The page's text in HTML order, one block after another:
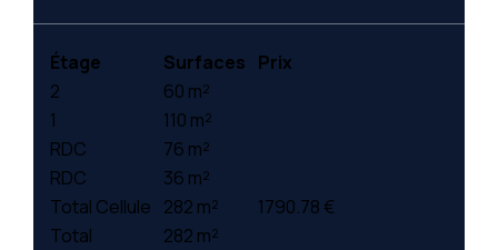
Étage Surfaces Prix
2
60 m²
1
110 m²
RDC
76 m²
RDC
36 m²
Total Cellule 282 m²
1790.78 €
Total
282 m²